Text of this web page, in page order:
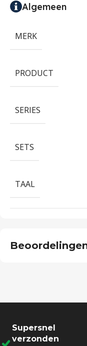
Algemeen
MERK
PRODUCT
SERIES
SETS
TAAL
Supersnel
verzonden